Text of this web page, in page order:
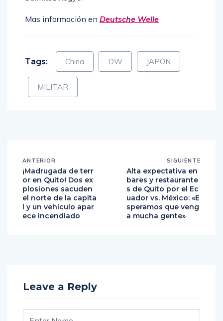
China DW JAPÓN
MILITAR
ANTERIOR
¡Madrugada de terr
or en Quito! Dos ex
plosiones sacuden
el norte de la capita
l y un vehículo apar
SIGUIENTE
Alta expectativa en
bares y restaurante
s de Quito por el Ec
uador vs. México: «E
speramos que veng